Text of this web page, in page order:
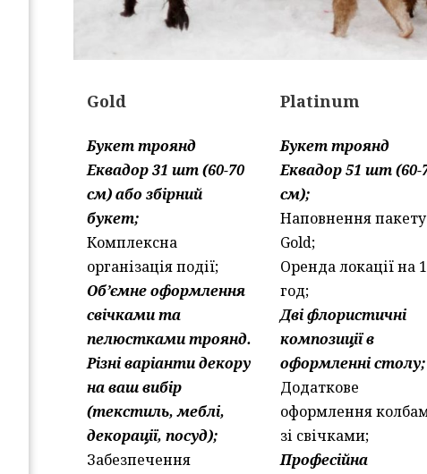
Gold
Букет троянд
Еквадор 31 шт (60-70
см) або збірний
букет;
Комплексна
організація події;
Об’ємне оформлення
свічками та
пелюстками троянд.
Різні варіанти декору
на ваш вибір
(текстиль, меблі,
декорації, посуд);
Забезпечення
Platinum
Букет троянд
Еквадор 51 шт (60-
см);
Наповнення пакету
Gold;
Оренда локації на 1
год;
Дві флористичні
композиції в
оформленні столу;
Додаткове
оформлення
зі свічками;
Професійна